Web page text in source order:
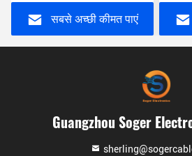
सबसे अच्छी कीमत पाएं
Guangzhou Soger